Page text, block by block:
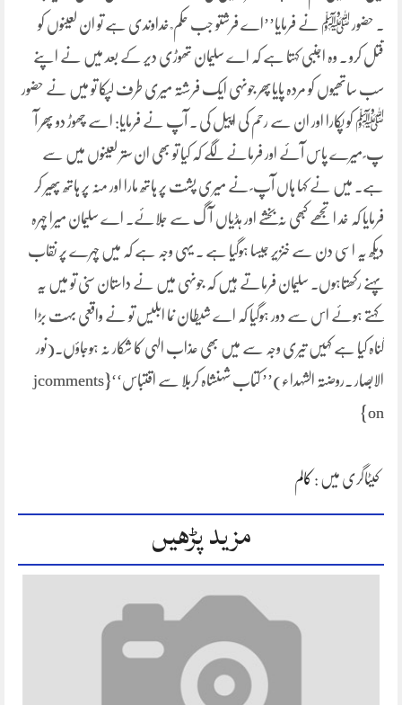
۔ حضور ﷺ نے فرمایا’’اے فرشتو جب حکم ؒ خداوندی ہے تو ان لعینوں کو
قتل کرو ۔ وہ اجنبی کہتا ہے کہ اے سلیمان تھوڑی دیر کے بعد میں نے اپنے
سب ساتھیوں کو مردہ پایاپھر جونہی ایک فرشتہ میری طرف لپکا تو میں نے حضور
ﷺ کو پکارا اور ان سے رحم کی اپیل کی ۔ آپ نے فرمایا: اسے چھوڑ دو پھر آ
پ ؐ میرے پاس آئے اور فرمانے لگے کہ کیا تو بھی ان ستر لعینوں میں سے
ہے۔ میں نے کہا ہاں آپ ؐ نے میری پشت پر ہاتھ مارا اور منہ پر ہاتھ پھیر کر
فرمایا کہ خد ا تجھے کبھی نہ بخشے اور ہڈیاں آگ سے جلائے۔ اے سلیمان میرا چہرہ
دیکھ یہ اسی دن سے خنزیر جیسا ہوگیا ہے ۔ یہی وجہ ہے کہ میں چہرے پر نقاب
پہنے رکھتاہوں۔ سلیمان فرماتے ہیں کہ جونہی میں نے داستان سنی تو میں یہ
کہتے ہوئے اس سے دور ہوگیا کہ اے شیطان نما ابلیس تو نے واقعی بہت بڑا
گناہ کیا ہے کہیں تیری وجہ سے میں بھی عذاب الہی کا شکار نہ ہوجاؤں۔(نور
الابصار ۔روضتہ الشہداء)’’ کتاب شہنشاہ کربلا سے اقتباس‘‘{jcomments
on}
کیٹاگری میں : کالم
مزید پڑھیں